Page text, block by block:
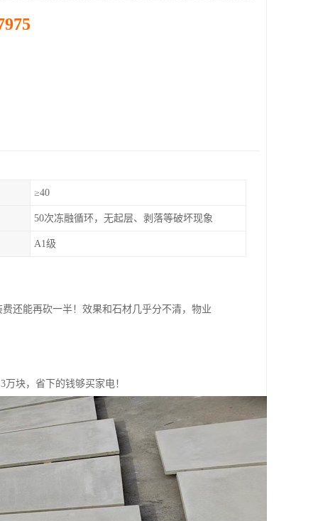
≥40
50次冻融循环，无起层、剥落等破坏现象
A1级
还能再砍一半！效果和石材几乎分不清，物业
块，省下的钱够买家电！